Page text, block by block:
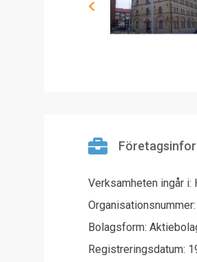
Verksamheten ingår i:
Bolagsform:
Registreringsdatum: